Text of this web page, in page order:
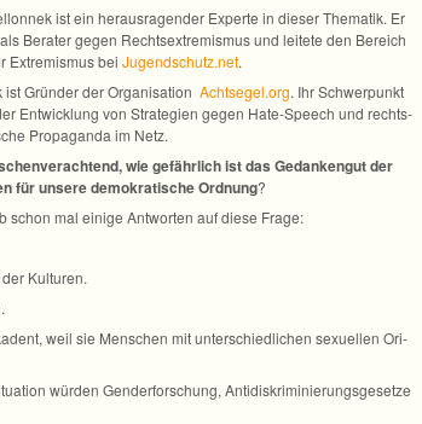
ist ein her­aus­ra­gen­der Experte in die­ser The­ma­tik. Er
Bera­ter gegen Rechts­ex­tre­mis­mus und lei­tete den Bereich
Extre­mis­mus bei Jugendschutz.net.
ist Grün­der der Orga­ni­sa­tion Achtsegel.org. Ihr Schwer­punkt
Ent­wick­lung von Stra­te­gien gegen Hate-Speech und rechts­
Pro­pa­ganda im Netz.
wie gefähr­lich ist das Gedan­ken­gut der
für unsere demo­kra­ti­sche Ord­nung?
schon mal einige Ant­wor­ten auf diese Frage:
Kulturen.
weil sie Men­schen mit unter­schied­li­chen sexu­el­len Ori­
wür­den Gen­der­for­schung, Anti­dis­kri­mi­nie­rungs­ge­setze